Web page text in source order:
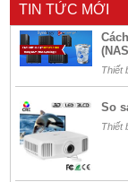
TIN TỨC MỚI
Thiết
So
Thiết